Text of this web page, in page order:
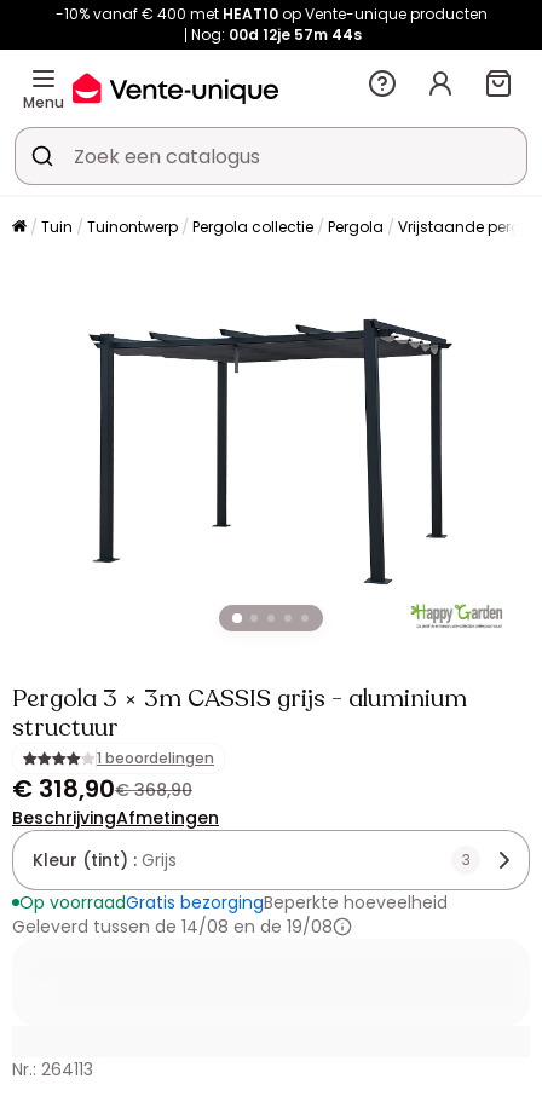
-10% vanaf € 400 met HEAT10op Vente-unique producten
Nog: 00d 12je 57m 44s
Menu
Tuin Tuinontwerp Pergola collectie Pergola Vrijstaande
Pergola 3 × 3m CASSIS grijs - aluminium
structuur
1 beoordelingen
€ 318,90€ 368,90
BeschrijvingAfmetingen
Kleur (tint) : Grijs 3
Op voorraadGratis bezorgingBeperkte hoeveelheid
Geleverd tussen de 14/08 en de 19/08
Nr.: 264113